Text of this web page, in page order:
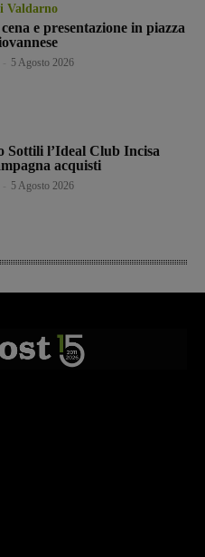
Valdarno
e presentazione in piazza
5 Agosto 2026
Sottili l’Ideal Club Incisa
acquisti
5 Agosto 2026